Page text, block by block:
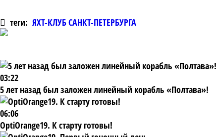
теги: ЯХТ-КЛУБ САНКТ-ПЕТЕРБУРГА
03:22
5 лет назад был заложен линейный корабль «Полтава»!
06:06
OptiOrange19. К старту готовы!